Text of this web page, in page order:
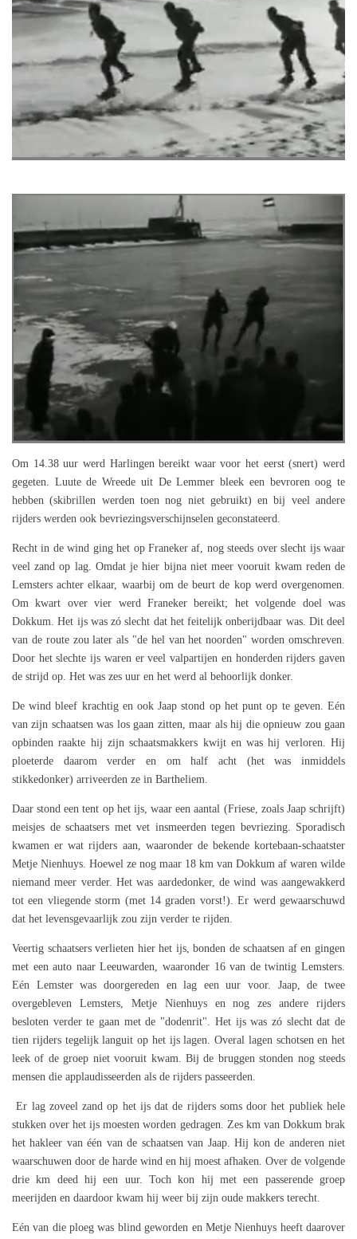
Om 14.38 uur werd Harlingen bereikt waar voor het eerst (snert) werd
gegeten. Luute de Wreede uit De Lemmer bleek een bevroren oog te
hebben (skibrillen werden toen nog niet gebruikt) en bij veel andere
rijders werden ook bevriezingsverschijnselen geconstateerd.
Recht in de wind ging het op Franeker af, nog steeds over slecht ijs waar
veel zand op lag. Omdat je hier bijna niet meer vooruit kwam reden de
Lemsters achter elkaar, waarbij om de beurt de kop werd overgenomen.
Om kwart over vier werd Franeker bereikt; het volgende doel was
Dokkum. Het ijs was zó slecht dat het feitelijk onberijdbaar was. Dit deel
van de route zou later als "de hel van het noorden" worden omschreven.
Door het slechte ijs waren er veel valpartijen en honderden rijders gaven
de strijd op. Het was zes uur en het werd al behoorlijk donker.
De wind bleef krachtig en ook Jaap stond op het punt op te geven. Eén
van zijn schaatsen was los gaan zitten, maar als hij die opnieuw zou gaan
opbinden raakte hij zijn schaatsmakkers kwijt en was hij verloren. Hij
ploeterde daarom verder en om half acht (het was inmiddels
stikkedonker) arriveerden ze in Bartheliem.
Daar stond een tent op het ijs, waar een aantal (Friese, zoals Jaap schrijft)
meisjes de schaatsers met vet insmeerden tegen bevriezing. Sporadisch
kwamen er wat rijders aan, waaronder de bekende kortebaan-schaatster
Metje Nienhuys. Hoewel ze nog maar 18 km van Dokkum af waren wilde
niemand meer verder. Het was aardedonker, de wind was aangewakkerd
tot een vliegende storm (met 14 graden vorst!). Er werd gewaarschuwd
dat het levensgevaarlijk zou zijn verder te rijden.
Veertig schaatsers verlieten hier het ijs, bonden de schaatsen af en gingen
met een auto naar Leeuwarden, waaronder 16 van de twintig Lemsters.
Eén Lemster was doorgereden en lag een uur voor. Jaap, de twee
overgebleven Lemsters, Metje Nienhuys en nog zes andere rijders
besloten verder te gaan met de "dodenrit". Het ijs was zó slecht dat de
tien rijders tegelijk languit op het ijs lagen. Overal lagen schotsen en het
leek of de groep niet vooruit kwam. Bij de bruggen stonden nog steeds
mensen die applaudisseerden als de rijders passeerden.
Er lag zoveel zand op het ijs dat de rijders soms door het publiek hele
stukken over het ijs moesten worden gedragen. Zes km van Dokkum brak
het hakleer van één van de schaatsen van Jaap. Hij kon de anderen niet
waarschuwen door de harde wind en hij moest afhaken. Over de volgende
drie km deed hij een uur. Toch kon hij met een passerende groep
meerijden en daardoor kwam hij weer bij zijn oude makkers terecht.
Eén van die ploeg was blind geworden en Metje Nienhuys heeft daarover